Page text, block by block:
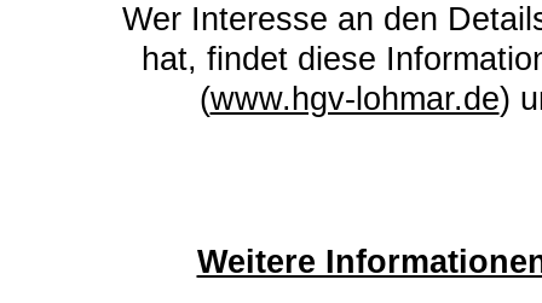
Wer Interesse an den
hat, findet diese
(www.hgv-lohmar.de)
Weitere